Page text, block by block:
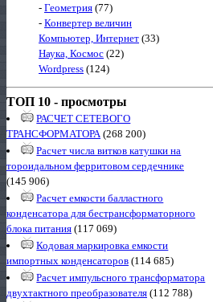
- Геометрия (77)
- Конвертер величин
Компьютер, Интернет (33)
Наука, Космос (22)
Wordpress (124)
ТОП 10 - просмотры
РАСЧЕТ СЕТЕВОГО
ТРАНСФОРМАТОРА(268 200)
Расчет числа витков катушки на
тороидальном ферритовом сердечнике
(145 906)
Расчет емкости балластного
конденсатора для бестрансформаторного
блока питания (117 069)
Кодовая маркировка емкости
импортных конденсаторов (114 685)
Расчет импульсного трансформатора
двухтактного преобразователя (112 788)